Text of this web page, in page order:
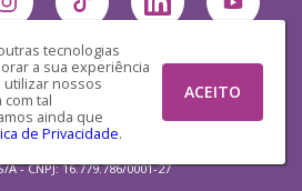
tecnologias
a sua experiência
utilizar nossos
com tal
ainda que
de Privacidade.
ACEITO
- CNPJ: 16.779.786/0001-27